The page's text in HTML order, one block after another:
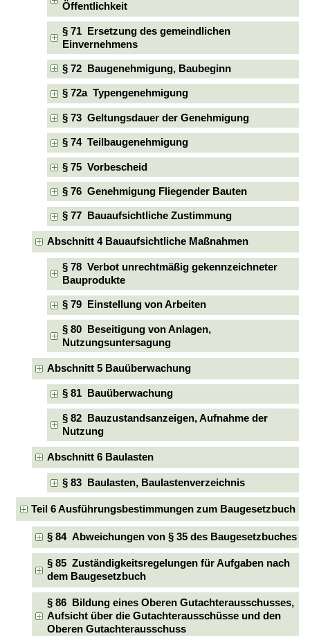
Öffentlichkeit
§ 71 Ersetzung des gemeindlichen
Einvernehmens
§ 72 Baugenehmigung, Baubeginn
§ 72a Typengenehmigung
§ 73 Geltungsdauer der Genehmigung
§ 74 Teilbaugenehmigung
§ 75 Vorbescheid
§ 76 Genehmigung Fliegender Bauten
§ 77 Bauaufsichtliche Zustimmung
Abschnitt 4 Bauaufsichtliche Maßnahmen
§ 78 Verbot unrechtmäßig gekennzeichneter
Bauprodukte
§ 79 Einstellung von Arbeiten
§ 80 Beseitigung von Anlagen,
Nutzungsuntersagung
Abschnitt 5 Bauüberwachung
§ 81 Bauüberwachung
§ 82 Bauzustandsanzeigen, Aufnahme der
Nutzung
Abschnitt 6 Baulasten
§ 83 Baulasten, Baulastenverzeichnis
Teil 6 Ausführungsbestimmungen zum Baugesetzbuch
§ 84 Abweichungen von § 35 des Baugesetzbuches
§ 85 Zuständigkeitsregelungen für Aufgaben nach
dem Baugesetzbuch
§ 86 Bildung eines Oberen Gutachterausschusses,
Aufsicht über die Gutachterausschüsse und den
Oberen Gutachterausschuss